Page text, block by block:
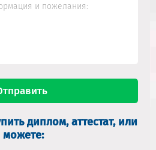
диплом, аттестат, или
можете: